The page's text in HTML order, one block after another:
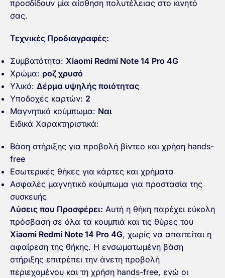
προσδίδουν μία αίσθηση πολυτέλειας στο κινητό
σας.
Τεχνικές Προδιαγραφές:
Συμβατότητα: Xiaomi Redmi Note 14 Pro 4G
Χρώμα: ροζ χρυσό
Υλικό: Δέρμα υψηλής ποιότητας
Υποδοχές καρτών: 2
Μαγνητικό κούμπωμα: Ναι
Ειδικά Χαρακτηριστικά:
Βάση στήριξης για προβολή βίντεο και χρήση hands-
free
Εσωτερικές θήκες για κάρτες και χρήματα
Ασφαλές μαγνητικό κούμπωμα για προστασία της
συσκευής
Λύσεις που Προσφέρει: Αυτή η θήκη παρέχει εύκολη
πρόσβαση σε όλα τα κουμπιά και τις θύρες του
Xiaomi Redmi Note 14 Pro 4G, χωρίς να απαιτείται η
αφαίρεση της θήκης. Η ενσωματωμένη βάση
στήριξης επιτρέπει την άνετη προβολή
περιεχομένου και τη χρήση hands-free, ενώ οι